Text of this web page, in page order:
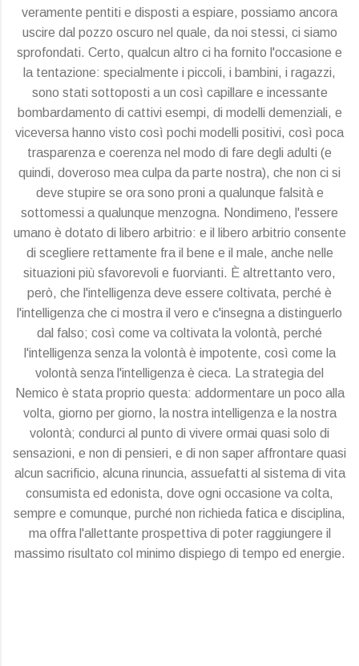
veramente pentiti e disposti a espiare, possiamo ancora
uscire dal pozzo oscuro nel quale, da noi stessi, ci siamo
sprofondati. Certo, qualcun altro ci ha fornito l'occasione e
la tentazione: specialmente i piccoli, i bambini, i ragazzi,
sono stati sottoposti a un così capillare e incessante
bombardamento di cattivi esempi, di modelli demenziali, e
viceversa hanno visto così pochi modelli positivi, così poca
trasparenza e coerenza nel modo di fare degli adulti (e
quindi, doveroso mea culpa da parte nostra), che non ci si
deve stupire se ora sono proni a qualunque falsità e
sottomessi a qualunque menzogna. Nondimeno, l'essere
umano è dotato di libero arbitrio: e il libero arbitrio consente
di scegliere rettamente fra il bene e il male, anche nelle
situazioni più sfavorevoli e fuorvianti. È altrettanto vero,
però, che l'intelligenza deve essere coltivata, perché è
l'intelligenza che ci mostra il vero e c'insegna a distinguerlo
dal falso; così come va coltivata la volontà, perché
l'intelligenza senza la volontà è impotente, così come la
volontà senza l'intelligenza è cieca. La strategia del
Nemico è stata proprio questa: addormentare un poco alla
volta, giorno per giorno, la nostra intelligenza e la nostra
volontà; condurci al punto di vivere ormai quasi solo di
sensazioni, e non di pensieri, e di non saper affrontare quasi
alcun sacrificio, alcuna rinuncia, assuefatti al sistema di vita
consumista ed edonista, dove ogni occasione va colta,
sempre e comunque, purché non richieda fatica e disciplina,
ma offra l'allettante prospettiva di poter raggiungere il
massimo risultato col minimo dispiego di tempo ed energie.